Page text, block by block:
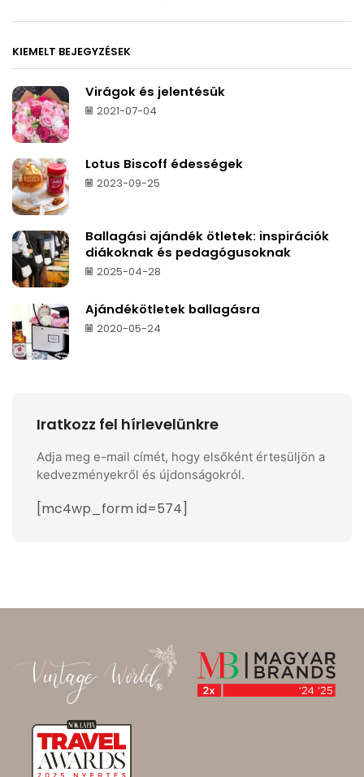
KIEMELT BEJEGYZÉSEK
Virágok és jelentésük
2021-07-04
Lotus Biscoff édességek
2023-09-25
Ballagási ajándék ötletek: inspirációk
diákoknak és pedagógusoknak
2025-04-28
Ajándékötletek ballagásra
2020-05-24
Iratkozz fel hírlevelünkre
Adja meg e-mail címét, hogy elsőként értesüljön a
kedvezményekről és újdonságokról.
[mc4wp_form id=574]